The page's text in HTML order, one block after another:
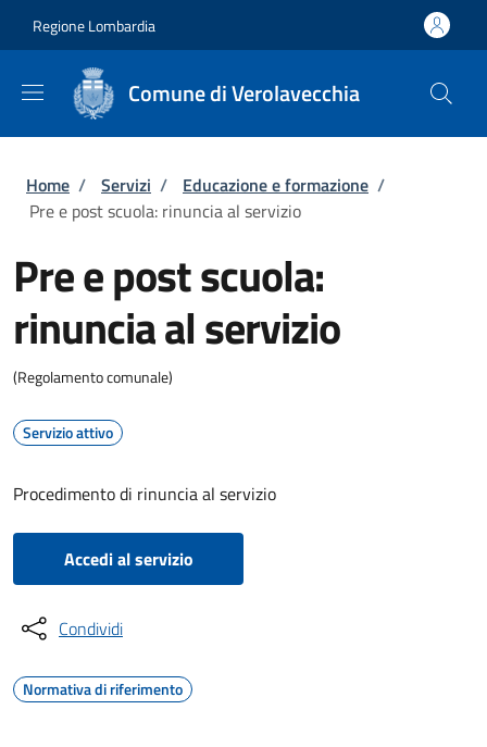
Regione Lombardia
Comune di Verolavecchia
Briciole di pane
Home / Servizi / Educazione e formazione /
Pre e post scuola: rinuncia al servizio
Pre e post scuola:
rinuncia al servizio
(Regolamento comunale)
Servizio attivo
Procedimento di rinuncia al servizio
Accedi al servizio
Condividi
Normativa di riferimento